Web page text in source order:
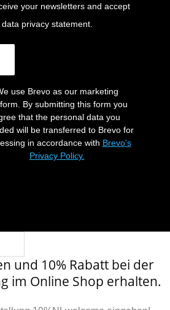
your newsletters and accept
privacy statement.
use Brevo as our marketing
By submitting this form you
that the personal data you
will be transferred to Brevo for
in accordance with Brevo's
Privacy Policy.
und 10% Rabatt bei der
im Online Shop erhalten.